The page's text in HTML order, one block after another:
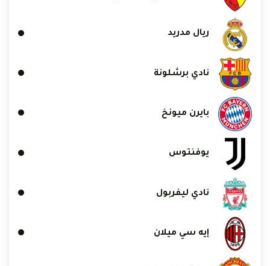
ريال مدريد
نادي برشلونة
بايرن ميونخ
يوفنتوس
نادي ليفربول
إيه سي ميلان